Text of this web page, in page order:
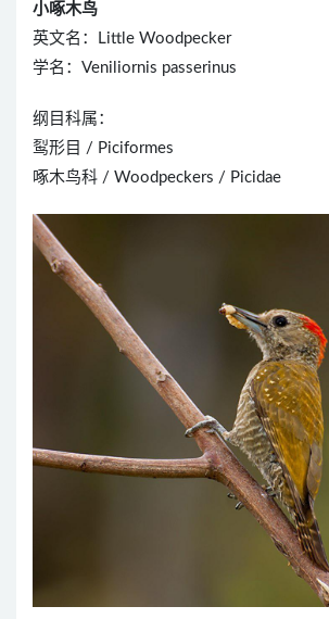
小啄木鸟
英文名：Little Woodpecker
学名：Veniliornis passerinus
纲目科属：
䴕形目 / Piciformes
啄木鸟科 / Woodpeckers / Picidae